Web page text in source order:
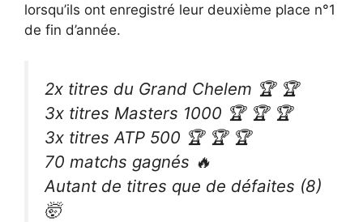
lorsqu’ils ont enregistré leur deuxième place n°1
de fin d’année.
2x titres du Grand Chelem 🏆 🏆
3x titres Masters 1000 🏆 🏆 🏆
3x titres ATP 500 🏆 🏆 🏆
70 matchs gagnés 🔥
Autant de titres que de défaites (8)
🤯